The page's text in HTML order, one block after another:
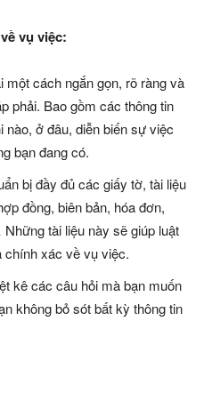
vụ việc:
một cách ngắn gọn, rõ ràng và
phải. Bao gồm các thông tin
nào, ở đâu, diễn biến sự việc
bạn đang có.
bị đầy đủ các giấy tờ, tài liệu
đồng, biên bản, hóa đơn,
tài liệu này sẽ giúp luật
chính xác về vụ việc.
kê các câu hỏi mà bạn muốn
không bỏ sót bất kỳ thông tin